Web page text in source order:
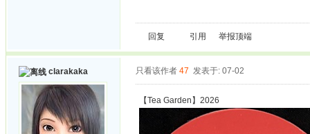
回复 引用 举报顶端
clarakaka 只看该作者 47 发表于: 07-02
【Tea Garden】2026